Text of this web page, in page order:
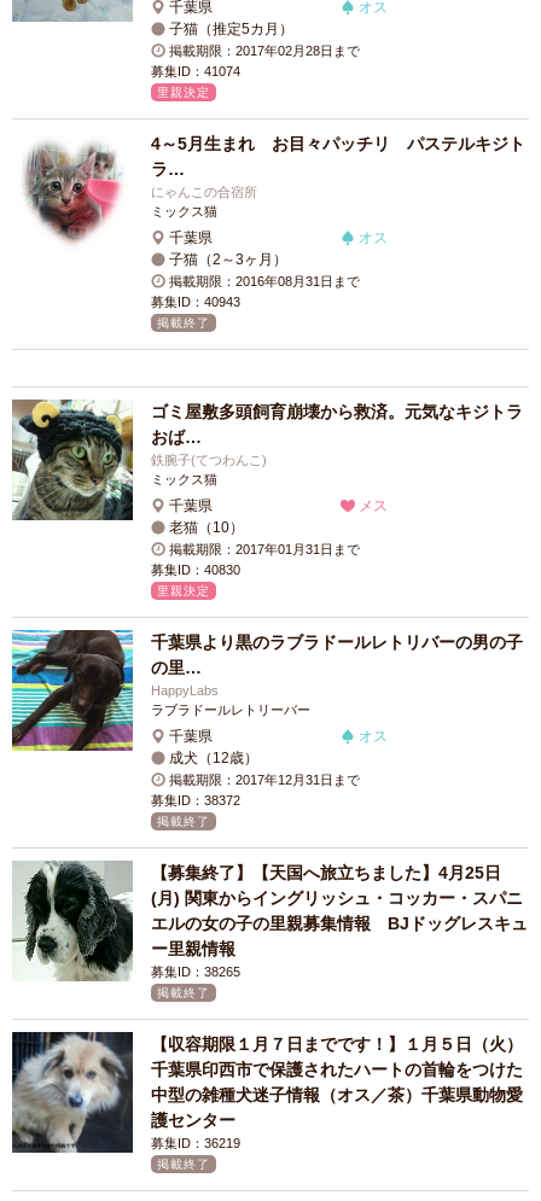
千葉県
オス
子猫（推定5カ月）
掲載期限：2017年02月28日まで
募集ID：41074
里親決定
4～5月生まれ お目々パッチリ パステルキジト
ラ…
にゃんこの合宿所
ミックス猫
千葉県
オス
子猫（2～3ヶ月）
掲載期限：2016年08月31日まで
募集ID：40943
掲載終了
ゴミ屋敷多頭飼育崩壊から救済。元気なキジトラ
おば…
鉄腕子(てつわんこ)
ミックス猫
千葉県
メス
老猫（10）
掲載期限：2017年01月31日まで
募集ID：40830
里親決定
千葉県より黒のラブラドールレトリバーの男の子
の里…
HappyLabs
ラブラドールレトリーバー
千葉県
オス
成犬（12歳）
掲載期限：2017年12月31日まで
募集ID：38372
掲載終了
【募集終了】【天国へ旅立ちました】4月25日
(月) 関東からイングリッシュ・コッカー・スパニ
エルの女の子の里親募集情報 BJドッグレスキュ
ー里親情報
募集ID：38265
掲載終了
【収容期限１月７日までです！】１月５日（火）
千葉県印西市で保護されたハートの首輪をつけた
中型の雑種犬迷子情報（オス／茶）千葉県動物愛
護センター
募集ID：36219
掲載終了